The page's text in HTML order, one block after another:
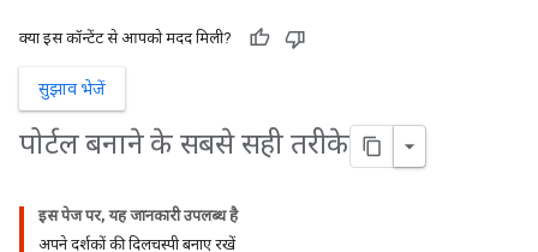
क्या इस कॉन्टेंट से आपको मदद मिली?
सुझाव भेजें
पोर्टल बनाने के सबसे सही तरीके
इस पेज पर, यह जानकारी उपलब्ध है
अपने दर्शकों की दिलचस्पी बनाए रखें